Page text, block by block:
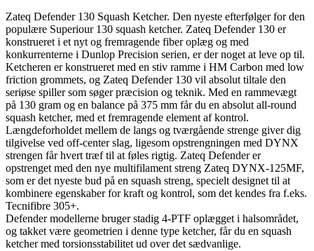
Zateq Defender 130 Squash Ketcher. Den nyeste efterfølger for den
populære Superiour 130 squash ketcher. Zateq Defender 130 er
konstrueret i et nyt og fremragende fiber oplæg og med
konkurrenterne i Dunlop Precision serien, er der noget at leve op til.
Ketcheren er konstrueret med en stiv ramme i HM Carbon med low
friction grommets, og Zateq Defender 130 vil absolut tiltale den
seriøse spiller som søger præcision og teknik. Med en rammevægt
på 130 gram og en balance på 375 mm får du en absolut all-round
squash ketcher, med et fremragende element af kontrol.
Længdeforholdet mellem de langs og tværgående strenge giver dig
tilgivelse ved off-center slag, ligesom opstrengningen med DYNX
strengen får hvert træf til at føles rigtig. Zateq Defender er
opstrenget med den nye multifilament streng Zateq DYNX-125MF,
som er det nyeste bud på en squash streng, specielt designet til at
kombinere egenskaber for kraft og kontrol, som det kendes fra f.eks.
Tecnifibre 305+.
Defender modellerne bruger stadig 4-PTF oplægget i halsområdet,
og takket være geometrien i denne type ketcher, får du en squash
ketcher med torsionsstabilitet ud over det sædvanlige.